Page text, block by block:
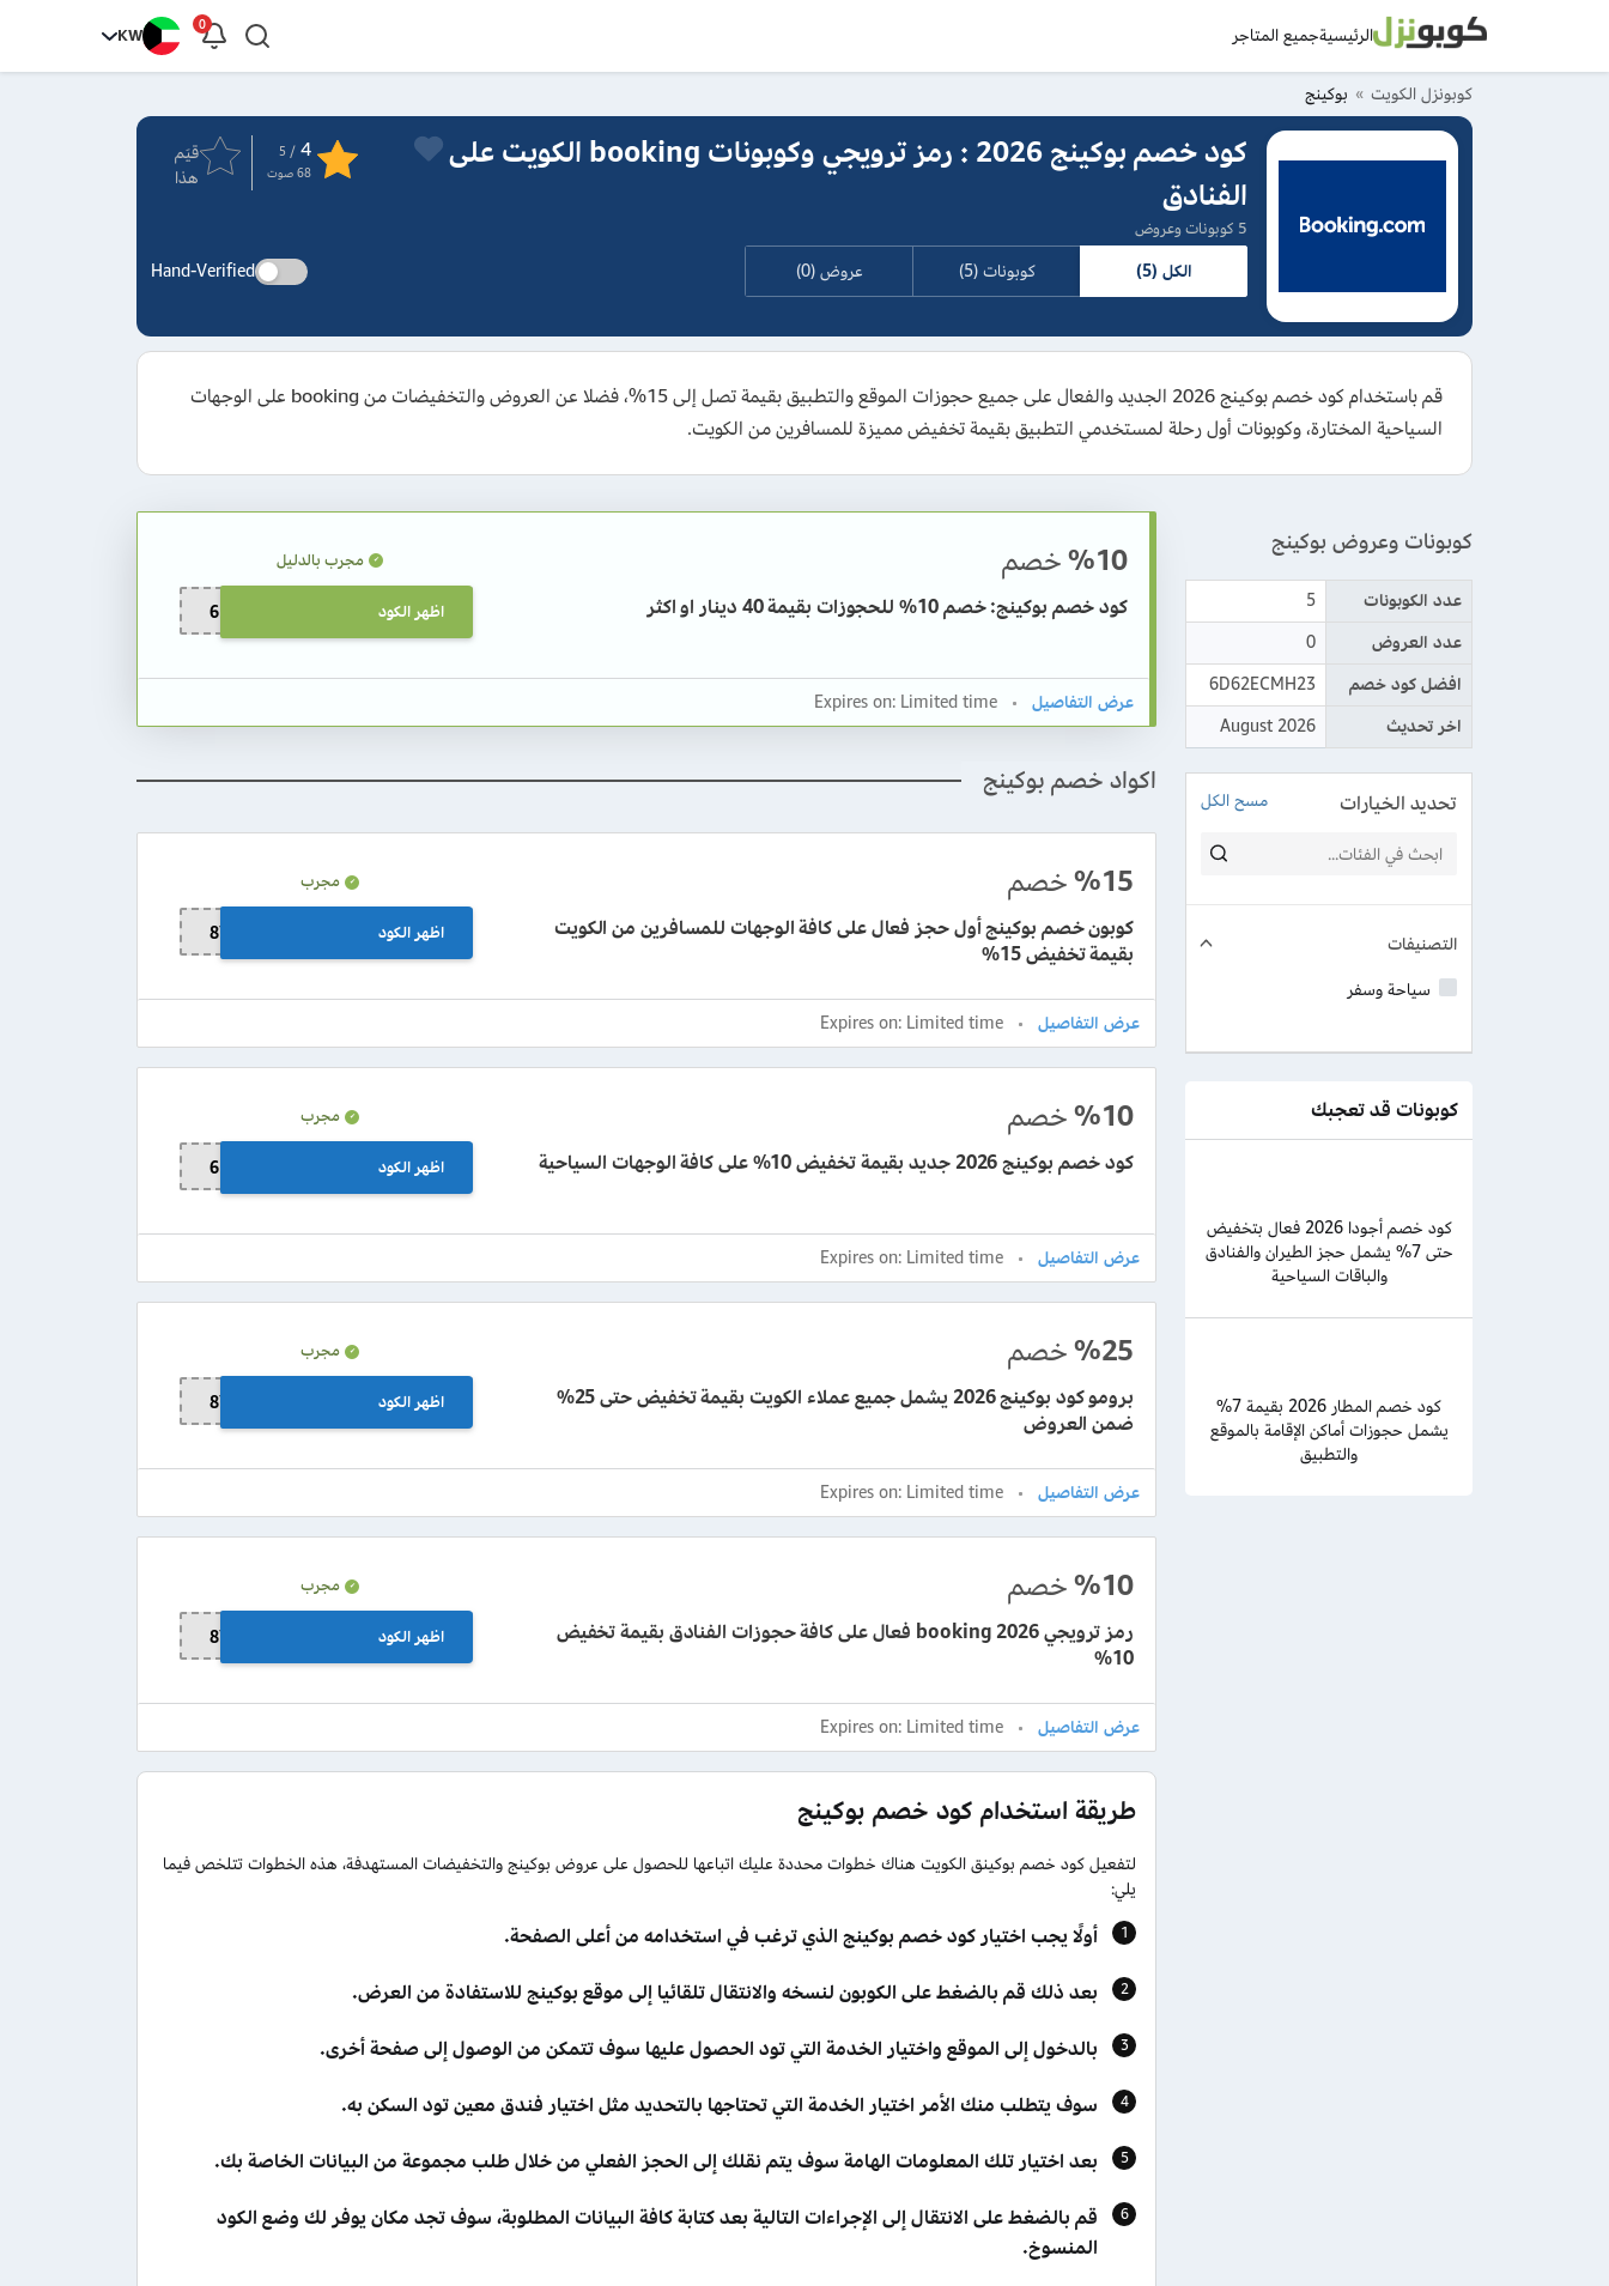
الرئيسيةجميع المتاجر 0
KW
كوبونزل الكويت بوكينج
كود خصم بوكينج 2026 : رمز ترويجي وكوبونات booking الكويت على
الفنادق
5 كوبونات وعروض
4
/ 5
68 صوت
قيَم
هذا
الكل (5) كوبونات (5) عروض (0) Hand-Verified
قم باستخدام كود خصم بوكينج 2026 الجديد والفعال على جميع حجوزات الموقع والتطبيق بقيمة تصل إلى 15%، فضلا عن العروض والتخفيضات من booking على الوجهات
السياحية المختارة، وكوبونات أول رحلة لمستخدمي التطبيق بقيمة تخفيض مميزة للمسافرين من الكويت.
%10خصم
كود خصم بوكينج: خصم 10% للحجوزات بقيمة 40 دينار او اكثر
مجرب بالدليل
اظهر الكود
Expires on: Limited time
اكواد خصم بوكينج
%15خصم
كوبون خصم بوكينج أول حجز فعال على كافة الوجهات للمسافرين من الكويت
بقيمة تخفيض 15%
مجرب
8YE259MWMZ اظهر الكود
Expires on: Limited time
%10خصم
كود خصم بوكينج 2026 جديد بقيمة تخفيض 10% على كافة الوجهات السياحية
مجرب
اظهر الكود
Expires on: Limited time
%25خصم
برومو كود بوكينج 2026 يشمل جميع عملاء الكويت بقيمة تخفيض حتى 25%
ضمن العروض
مجرب
8YE259MWMZ اظهر الكود
Expires on: Limited time
%10خصم
رمز ترويجي booking 2026 فعال على كافة حجوزات الفنادق بقيمة تخفيض
10%
مجرب
8YE259MWMZ اظهر الكود
Expires on: Limited time
طريقة استخدام كود خصم بوكينج
لتفعيل كود خصم بوكينق الكويت هناك خطوات محددة عليك اتباعها للحصول على عروض بوكينج والتخفيضات المستهدفة، هذه الخطوات تتلخص فيما
يلي:
أولًا يجب اختيار كود خصم بوكينج الذي ترغب في استخدامه من أعلى الصفحة.
بعد ذلك قم بالضغط على الكوبون لنسخه والانتقال تلقائيا إلى موقع بوكينج للاستفادة من العرض.
بالدخول إلى الموقع واختيار الخدمة التي تود الحصول عليها سوف تتمكن من الوصول إلى صفحة أخرى.
سوف يتطلب منك الأمر اختيار الخدمة التي تحتاجها بالتحديد مثل اختيار فندق معين تود السكن به.
بعد اختيار تلك المعلومات الهامة سوف يتم نقلك إلى الحجز الفعلي من خلال طلب مجموعة من البيانات الخاصة بك.
قم بالضغط على الانتقال إلى الإجراءات التالية بعد كتابة كافة البيانات المطلوبة، سوف تجد مكان يوفر لك وضع الكود
المنسوخ.
كوبونات وعروض بوكينج
عدد الكوبونات
5
عدد العروض
0
افضل كود خصم
6D62ECMH23
اخر تحديث
August 2026
تحديد الخيارات مسح الكل
التصنيفات
سياحة وسفر
كوبونات قد تعجبك
كود خصم أجودا 2026 فعال بتخفيض
حتى 7% يشمل حجز الطيران والفنادق
والباقات السياحية
كود خصم المطار 2026 بقيمة 7%
يشمل حجوزات أماكن الإقامة بالموقع
والتطبيق